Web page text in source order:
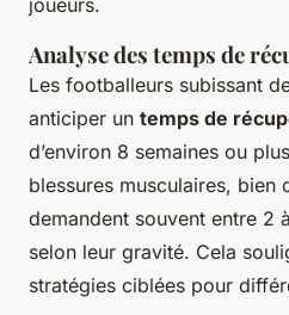
joueurs.
Analyse des temps de
Les footballeurs subissant
anticiper un temps de
d’environ 8 semaines ou
blessures musculaires, bien
demandent souvent entre 2
selon leur gravité. Cela
stratégies ciblées pour